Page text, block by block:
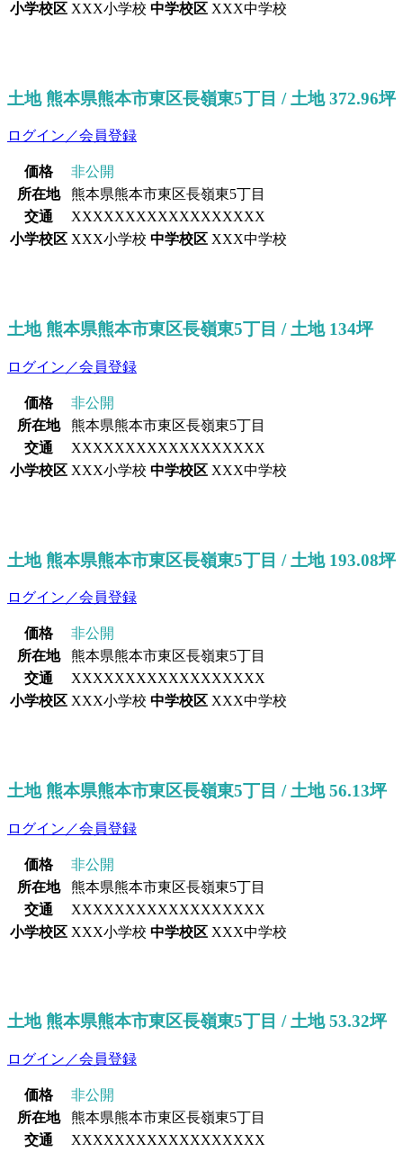
小学校区 XXX小学校 中学校区 XXX中学校
土地 熊本県熊本市東区長嶺東5丁目 / 土地 372.96坪
ログイン／会員登録
価格
非公開
所在地
熊本県熊本市東区長嶺東5丁目
交通
XXXXXXXXXXXXXXXXXX
小学校区 XXX小学校 中学校区 XXX中学校
土地 熊本県熊本市東区長嶺東5丁目 / 土地 134坪
ログイン／会員登録
価格
非公開
所在地
熊本県熊本市東区長嶺東5丁目
交通
XXXXXXXXXXXXXXXXXX
小学校区 XXX小学校 中学校区 XXX中学校
土地 熊本県熊本市東区長嶺東5丁目 / 土地 193.08坪
ログイン／会員登録
価格
非公開
所在地
熊本県熊本市東区長嶺東5丁目
交通
XXXXXXXXXXXXXXXXXX
小学校区 XXX小学校 中学校区 XXX中学校
土地 熊本県熊本市東区長嶺東5丁目 / 土地 56.13坪
ログイン／会員登録
価格
非公開
所在地
熊本県熊本市東区長嶺東5丁目
交通
XXXXXXXXXXXXXXXXXX
小学校区 XXX小学校 中学校区 XXX中学校
土地 熊本県熊本市東区長嶺東5丁目 / 土地 53.32坪
ログイン／会員登録
価格
非公開
所在地
熊本県熊本市東区長嶺東5丁目
交通
XXXXXXXXXXXXXXXXXX